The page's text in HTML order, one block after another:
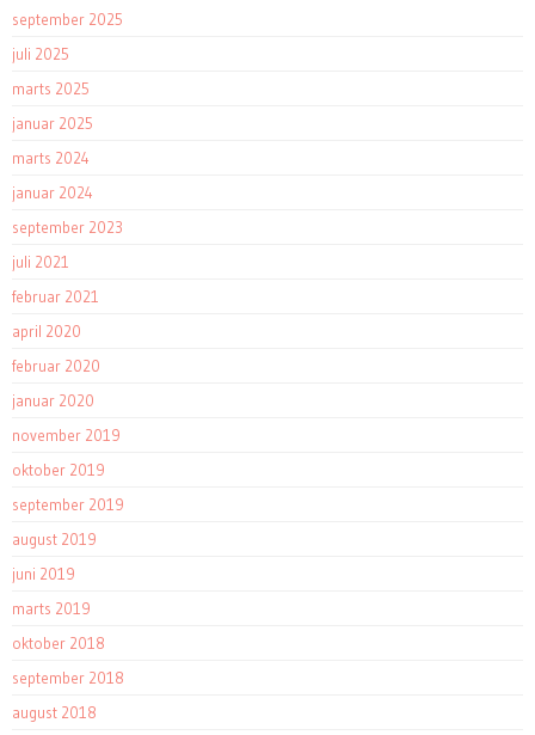
september 2025
juli 2025
marts 2025
januar 2025
marts 2024
januar 2024
september 2023
juli 2021
februar 2021
april 2020
februar 2020
januar 2020
november 2019
oktober 2019
september 2019
august 2019
juni 2019
marts 2019
oktober 2018
september 2018
august 2018